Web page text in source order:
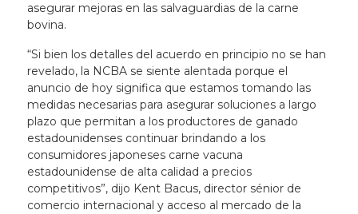
asegurar mejoras en las salvaguardias de la carne
bovina.
“Si bien los detalles del acuerdo en principio no se han
revelado, la NCBA se siente alentada porque el
anuncio de hoy significa que estamos tomando las
medidas necesarias para asegurar soluciones a largo
plazo que permitan a los productores de ganado
estadounidenses continuar brindando a los
consumidores japoneses carne vacuna
estadounidense de alta calidad a precios
competitivos”, dijo Kent Bacus, director sénior de
comercio internacional y acceso al mercado de la